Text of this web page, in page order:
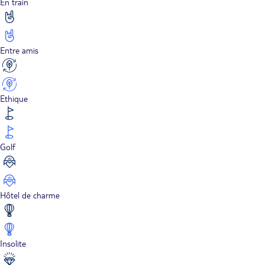
En train
Entre amis
Ethique
Golf
Hôtel de charme
Insolite